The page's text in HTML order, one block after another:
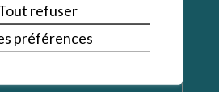
contact
refuser
préférences